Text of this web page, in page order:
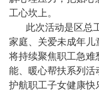
工心坎上。
此次活动是区总
家庭、关爱未成年
将持续聚焦职工急
能、暖心帮扶系列活
护航职工子女健康快